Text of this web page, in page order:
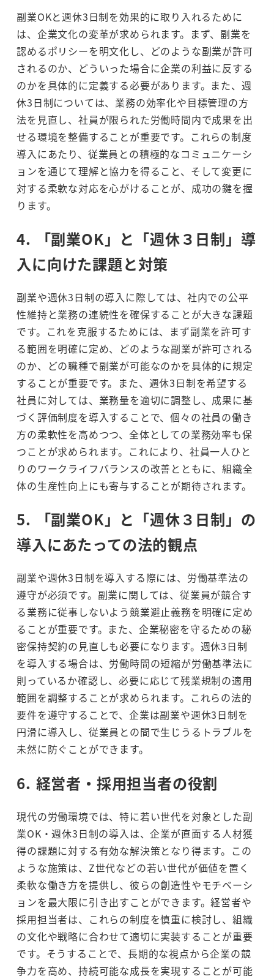
副業OKと週休3日制を効果的に取り入れるために
は、企業文化の変革が求められます。まず、副業を
認めるポリシーを明文化し、どのような副業が許可
されるのか、どういった場合に企業の利益に反する
のかを具体的に定義する必要があります。また、週
休3日制については、業務の効率化や目標管理の方
法を見直し、社員が限られた労働時間内で成果を出
せる環境を整備することが重要です。これらの制度
導入にあたり、従業員との積極的なコミュニケーシ
ョンを通じて理解と協力を得ること、そして変更に
対する柔軟な対応を心がけることが、成功の鍵を握
ります。
4. 「副業OK」と「週休３日制」導
入に向けた課題と対策
副業や週休3日制の導入に際しては、社内での公平
性維持と業務の連続性を確保することが大きな課題
です。これを克服するためには、まず副業を許可す
る範囲を明確に定め、どのような副業が許可される
のか、どの職種で副業が可能なのかを具体的に規定
することが重要です。また、週休3日制を希望する
社員に対しては、業務量を適切に調整し、成果に基
づく評価制度を導入することで、個々の社員の働き
方の柔軟性を高めつつ、全体としての業務効率も保
つことが求められます。これにより、社員一人ひと
りのワークライフバランスの改善とともに、組織全
体の生産性向上にも寄与することが期待されます。
5. 「副業OK」と「週休３日制」の
導入にあたっての法的観点
副業や週休3日制を導入する際には、労働基準法の
遵守が必須です。副業に関しては、従業員が競合す
る業務に従事しないよう競業避止義務を明確に定め
ることが重要です。また、企業秘密を守るための秘
密保持契約の見直しも必要になります。週休3日制
を導入する場合は、労働時間の短縮が労働基準法に
則っているか確認し、必要に応じて残業規制の適用
範囲を調整することが求められます。これらの法的
要件を遵守することで、企業は副業や週休3日制を
円滑に導入し、従業員との間で生じうるトラブルを
未然に防ぐことができます。
6. 経営者・採用担当者の役割
現代の労働環境では、特に若い世代を対象とした副
業OK・週休3日制の導入は、企業が直面する人材獲
得の課題に対する有効な解決策となり得ます。この
ような施策は、Z世代などの若い世代が価値を置く
柔軟な働き方を提供し、彼らの創造性やモチベーシ
ョンを最大限に引き出すことができます。経営者や
採用担当者は、これらの制度を慎重に検討し、組織
の文化や戦略に合わせて適切に実装することが重要
です。そうすることで、長期的な視点から企業の競
争力を高め、持続可能な成長を実現することが可能